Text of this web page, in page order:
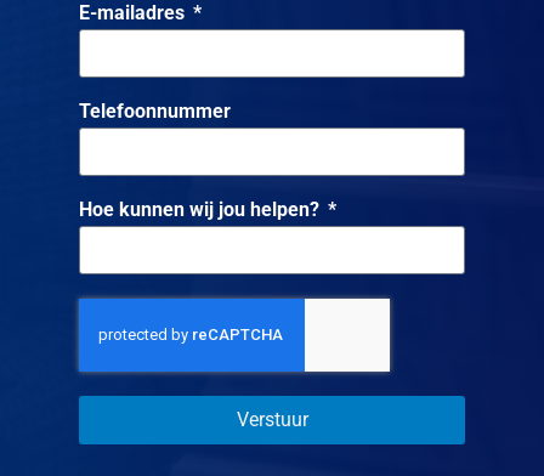
E-mailadres
Telefoonnummer
Hoe kunnen wij jou helpen?
Verstuur